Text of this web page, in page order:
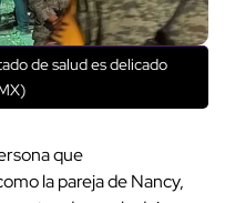
de salud es delicado
que
la pareja de Nancy,